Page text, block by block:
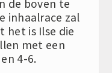
de boven te
inhaalrace zal
het is Ilse die
met een
4-6.